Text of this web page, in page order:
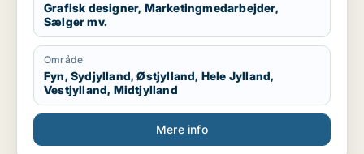
Grafisk designer, Marketingmedarbejder,
Sælger mv.
Område
Fyn, Sydjylland, Østjylland, Hele Jylland,
Vestjylland, Midtjylland
Mere info